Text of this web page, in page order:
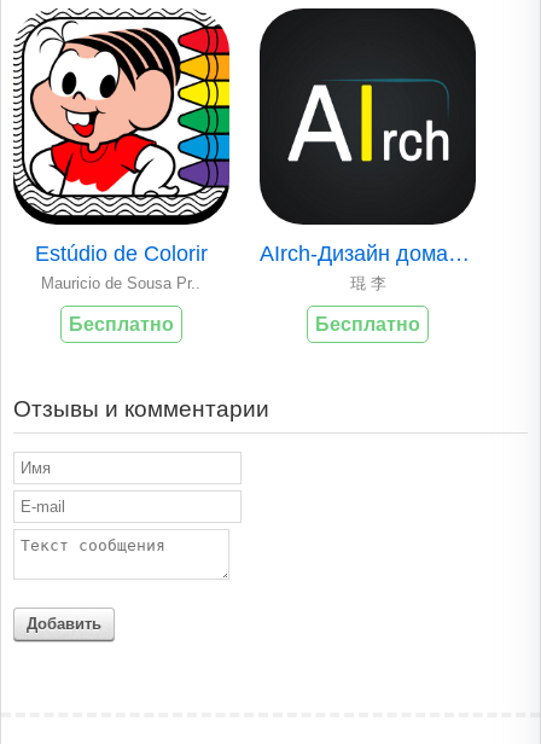
Estúdio de Colorir
Mauricio de Sousa Pr..
Бесплатно
AIrch-Дизайн дома на базе ИИ
琨 李
Бесплатно
Отзывы и комментарии
Добавить